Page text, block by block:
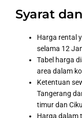
Syarat
Harga rental
selama 12
Tabel harga
area dalam
Ketentuan
Tangerang
timur dan
Harga dalam